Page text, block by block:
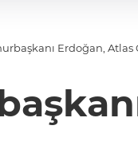
Erdoğan,